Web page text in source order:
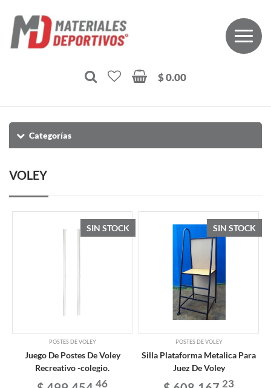
$ 0.00
Categorías
VOLEY
SIN STOCK
POSTES DE VOLEY
Juego De Postes De Voley
Recreativo -colegio.
46
SIN STOCK
POSTES DE VOLEY
Silla Plataforma Metalica Para
Juez De Voley
23